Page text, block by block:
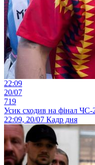
22:09
20/07
719
Усик сходив на фінал ЧС-
22:09, 20/07 Кадр дня